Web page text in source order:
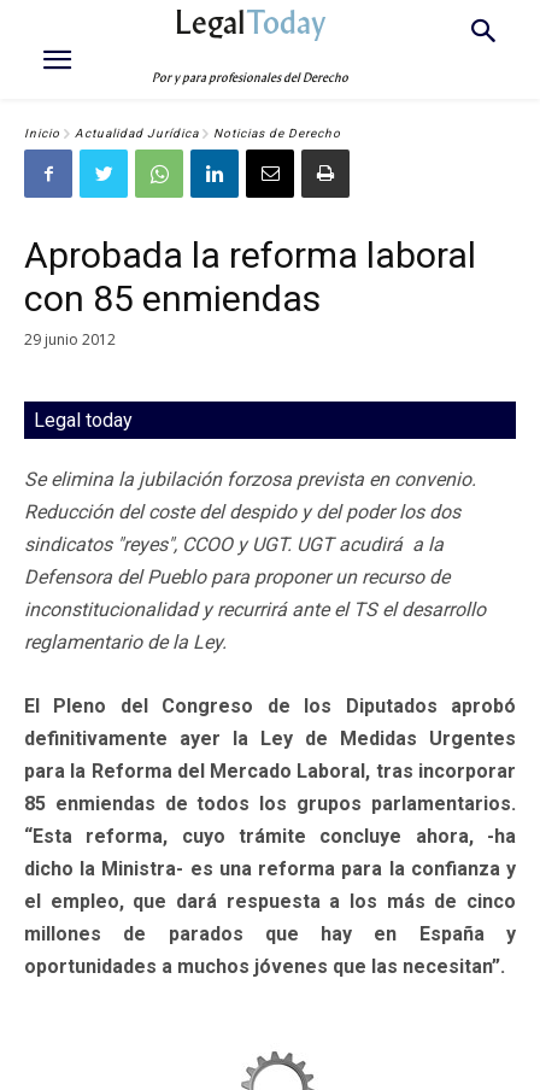
LegalToday
Por y para profesionales del Derecho
Inicio Actualidad Jurídica Noticias de Derecho
Aprobada la reforma laboral
con 85 enmiendas
29 junio 2012
Legal today
Se elimina la jubilación forzosa prevista en convenio.
Reducción del coste del despido y del poder los dos
sindicatos "reyes", CCOO y UGT. UGT acudirá a la
Defensora del Pueblo para proponer un recurso de
inconstitucionalidad y recurrirá ante el TS el desarrollo
reglamentario de la Ley.
El Pleno del Congreso de los Diputados aprobó
definitivamente ayer la Ley de Medidas Urgentes
para la Reforma del Mercado Laboral, tras incorporar
85 enmiendas de todos los grupos parlamentarios.
“Esta reforma, cuyo trámite concluye ahora, -ha
dicho la Ministra- es una reforma para la confianza y
el empleo, que dará respuesta a los más de cinco
millones de parados que hay en España y
oportunidades a muchos jóvenes que las necesitan”.